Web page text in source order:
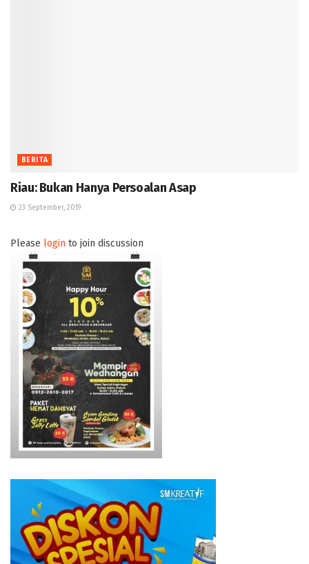
BERITA
Riau: Bukan Hanya Persoalan Asap
23 September, 2019
Please login to join discussion